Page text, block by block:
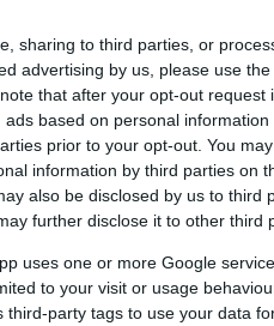
sharing to third parties, or
advertising by us, please use
that after your opt-out request
based on personal
prior to your opt-out. You
information by third parties on
also be disclosed by us to third
further disclose it to other third
uses one or more Google
to your visit or usage
third-party tags to use your data